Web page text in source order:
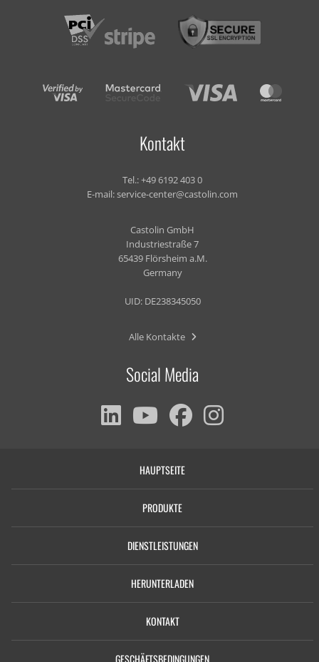
Kontakt
Tel.:+49 6192 403 0
E-mail:service-center@castolin.com
Castolin GmbH
Industriestraße 7
65439 Flörsheim a.M.
Germany
UID: DE238345050
Alle Kontakte
Social Media
HAUPTSEITE
PRODUKTE
DIENSTLEISTUNGEN
HERUNTERLADEN
KONTAKT
GESCHÄFTSBEDINGUNGEN